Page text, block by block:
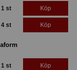
1 st Köp
4 st Köp
1 st Köp